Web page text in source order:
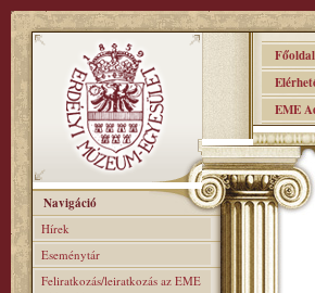
Főoldal
EME
Navigáció
Hírek
Eseménytár
Feliratkozás/leiratkozás az EME